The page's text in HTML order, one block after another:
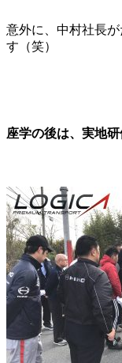
意外に、中村社長
す（笑）
座学の後は、実地研